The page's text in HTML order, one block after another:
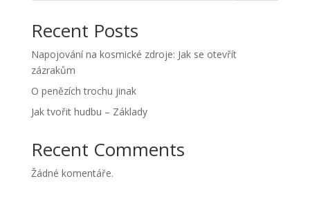
Recent Posts
Napojování na kosmické zdroje: Jak se otevřít
zázrakům
O penězích trochu jinak
Jak tvořit hudbu – Základy
Recent Comments
Žádné komentáře.